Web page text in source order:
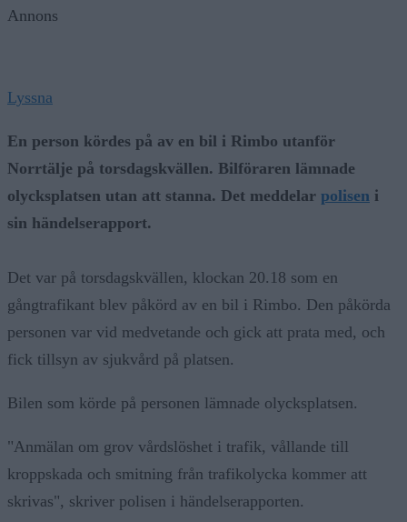
Annons
Lyssna
En person kördes på av en bil i Rimbo utanför
Norrtälje på torsdagskvällen. Bilföraren lämnade
olycksplatsen utan att stanna. Det meddelar polisen i
sin händelserapport.
Det var på torsdagskvällen, klockan 20.18 som en
gångtrafikant blev påkörd av en bil i Rimbo. Den påkörda
personen var vid medvetande och gick att prata med, och
fick tillsyn av sjukvård på platsen.
Bilen som körde på personen lämnade olycksplatsen.
"Anmälan om grov vårdslöshet i trafik, vållande till
kroppskada och smitning från trafikolycka kommer att
skrivas", skriver polisen i händelserapporten.